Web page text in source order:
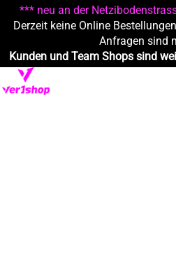
*** neu an der
Derzeit keine Online
Anfragen sind
Kunden und Team Shops sind